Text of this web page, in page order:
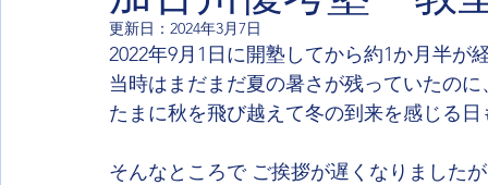
更新日： 2024年3月7日
2022年9月1日に開塾してから約1か月半が
当時はまだまだ夏の暑さが残っていたの
たまに秋を飛び越えて冬の到来を感じる
そんなところで ご挨拶が遅くなりました